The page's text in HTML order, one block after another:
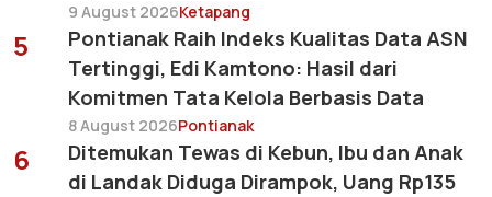
9 August 2026Ketapang
5
Pontianak Raih Indeks Kualitas Data ASN
Tertinggi, Edi Kamtono: Hasil dari
Komitmen Tata Kelola Berbasis Data
8 August 2026Pontianak
6
Ditemukan Tewas di Kebun, Ibu dan Anak
di Landak Diduga Dirampok, Uang Rp135